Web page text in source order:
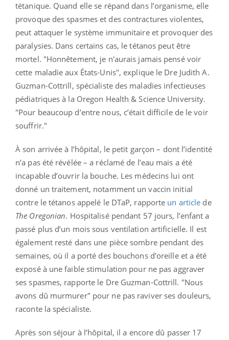
tétanique. Quand elle se répand dans l’organisme, elle
provoque des spasmes et des contractures violentes,
peut attaquer le système immunitaire et provoquer des
paralysies. Dans certains cas, le tétanos peut être
mortel. "Honnêtement, je n'aurais jamais pensé voir
cette maladie aux États-Unis", explique le Dre Judith A.
Guzman-Cottrill, spécialiste des maladies infectieuses
pédiatriques à la Oregon Health & Science University.
"Pour beaucoup d’entre nous, c’était difficile de le voir
souffrir."
À son arrivée à l’hôpital, le petit garçon – dont l’identité
n’a pas été révélée – a réclamé de l’eau mais a été
incapable d’ouvrir la bouche. Les médecins lui ont
donné un traitement, notamment un vaccin initial
contre le tétanos appelé le DTaP, rapporte un article de
The Oregonian. Hospitalisé pendant 57 jours, l’enfant a
passé plus d’un mois sous ventilation artificielle. Il est
également resté dans une pièce sombre pendant des
semaines, où il a porté des bouchons d'oreille et a été
exposé à une faible stimulation pour ne pas aggraver
ses spasmes, rapporte le Dre Guzman-Cottrill. "Nous
avons dû murmurer" pour ne pas raviver ses douleurs,
raconte la spécialiste.
Après son séjour à l’hôpital, il a encore dû passer 17